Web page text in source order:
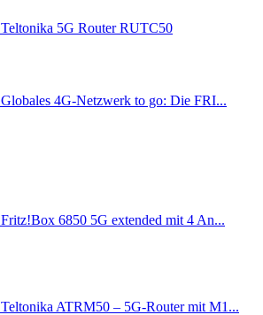
Teltonika 5G Router RUTC50
Globales 4G-Netzwerk to go: Die FRI...
Fritz!Box 6850 5G extended mit 4 An...
Teltonika ATRM50 – 5G-Router mit M1...